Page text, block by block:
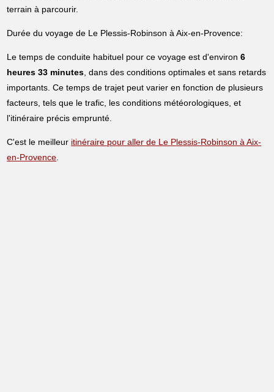
terrain à parcourir.
Durée du voyage de Le Plessis-Robinson à Aix-en-Provence:
Le temps de conduite habituel pour ce voyage est d'environ6
heures 33 minutes, dans des conditions optimales et sans retards
importants. Ce temps de trajet peut varier en fonction de plusieurs
facteurs, tels que le trafic, les conditions météorologiques, et
l'itinéraire précis emprunté.
C'est le meilleur itinéraire pour aller de Le Plessis-Robinson à Aix-
en-Provence.